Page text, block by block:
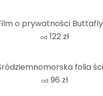
od 122 zł
od 96 zł